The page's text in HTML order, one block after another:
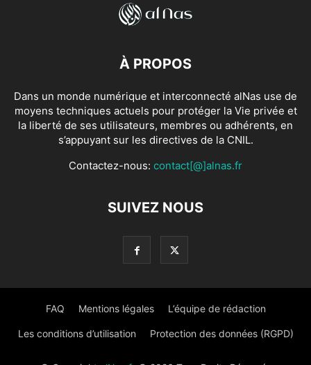
À PROPOS
Dans un monde numérique et interconnecté alNas use de
moyens techniques actuels pour protéger la Vie privée et
la liberté de ses utilisateurs, membres ou adhérents, en
s’appuyant sur les directives de la CNIL.
Contactez-nous: contact[@]alnas.fr
SUIVEZ NOUS
FAQ Mentions légales L’équipe de rédaction
Les conditions d’utilisation Protection des données (RGPD)